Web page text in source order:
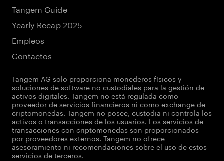
Tangem Guide
Yearly Recap 2025
Empleos
Contactos
Tangem AG solo proporciona monederos físicos y
soluciones de software no custodiales para la gestión de
activos digitales. Tangem no está regulada como
proveedor de servicios financieros ni como exchange de
criptomonedas. Tangem no posee, custodia ni controla los
activos o transacciones de los usuarios. Los servicios de
transacciones con criptomonedas son proporcionados
por proveedores externos. Tangem no ofrece
asesoramiento ni recomendaciones sobre el uso de estos
servicios de terceros.